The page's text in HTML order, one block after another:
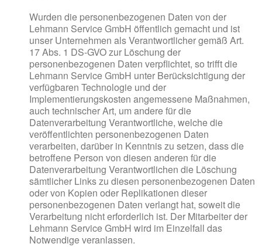
Wurden die personenbezogenen Daten von der
Lehmann Service GmbH öffentlich gemacht und ist
unser Unternehmen als Verantwortlicher gemäß Art.
17 Abs. 1 DS-GVO zur Löschung der
personenbezogenen Daten verpflichtet, so trifft die
Lehmann Service GmbH unter Berücksichtigung der
verfügbaren Technologie und der
Implementierungskosten angemessene Maßnahmen,
auch technischer Art, um andere für die
Datenverarbeitung Verantwortliche, welche die
veröffentlichten personenbezogenen Daten
verarbeiten, darüber in Kenntnis zu setzen, dass die
betroffene Person von diesen anderen für die
Datenverarbeitung Verantwortlichen die Löschung
sämtlicher Links zu diesen personenbezogenen Daten
oder von Kopien oder Replikationen dieser
personenbezogenen Daten verlangt hat, soweit die
Verarbeitung nicht erforderlich ist. Der Mitarbeiter der
Lehmann Service GmbH wird im Einzelfall das
Notwendige veranlassen.